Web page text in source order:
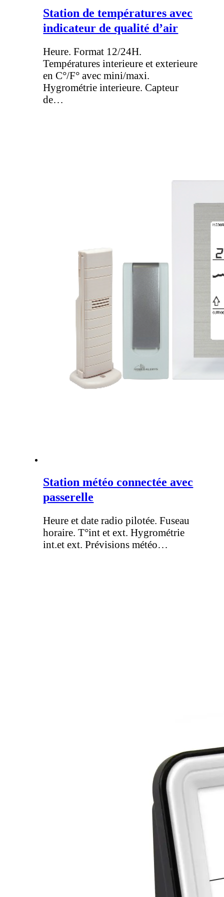
Station de températures avec
indicateur de qualité d’air
Heure. Format 12/24H.
Températures interieure et exterieure
en C°/F° avec mini/maxi.
Hygrométrie interieure. Capteur
de…
Station météo connectée avec
passerelle
Heure et date radio pilotée. Fuseau
horaire. T°int et ext. Hygrométrie
int.et ext. Prévisions météo…